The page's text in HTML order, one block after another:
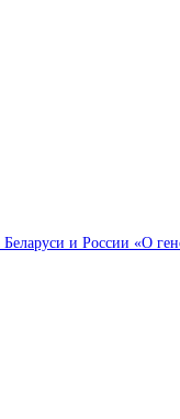
и России «О